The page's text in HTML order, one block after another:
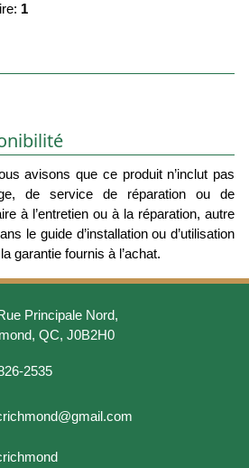
1
avisons que ce produit n’inclut pas
de service de réparation ou de
à l’entretien ou à la réparation, autre
le guide d’installation ou d’utilisation
garantie fournis à l’achat.
Principale Nord,
QC, J0B2H0
2535